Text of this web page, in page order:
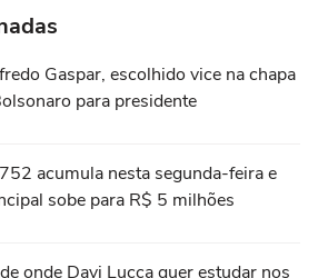
Gaspar, escolhido vice na chapa
para presidente
acumula nesta segunda-feira e
sobe para R$ 5 milhões
onde Davi Lucca quer estudar nos